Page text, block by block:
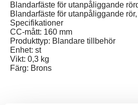
Blandarfäste för utanpåliggande
Blandarfäste för utanpåliggande
Specifikationer
CC-mått: 160 mm
Produkttyp: Blandare tillbehör
Enhet: st
Vikt: 0,3 kg
Färg: Brons